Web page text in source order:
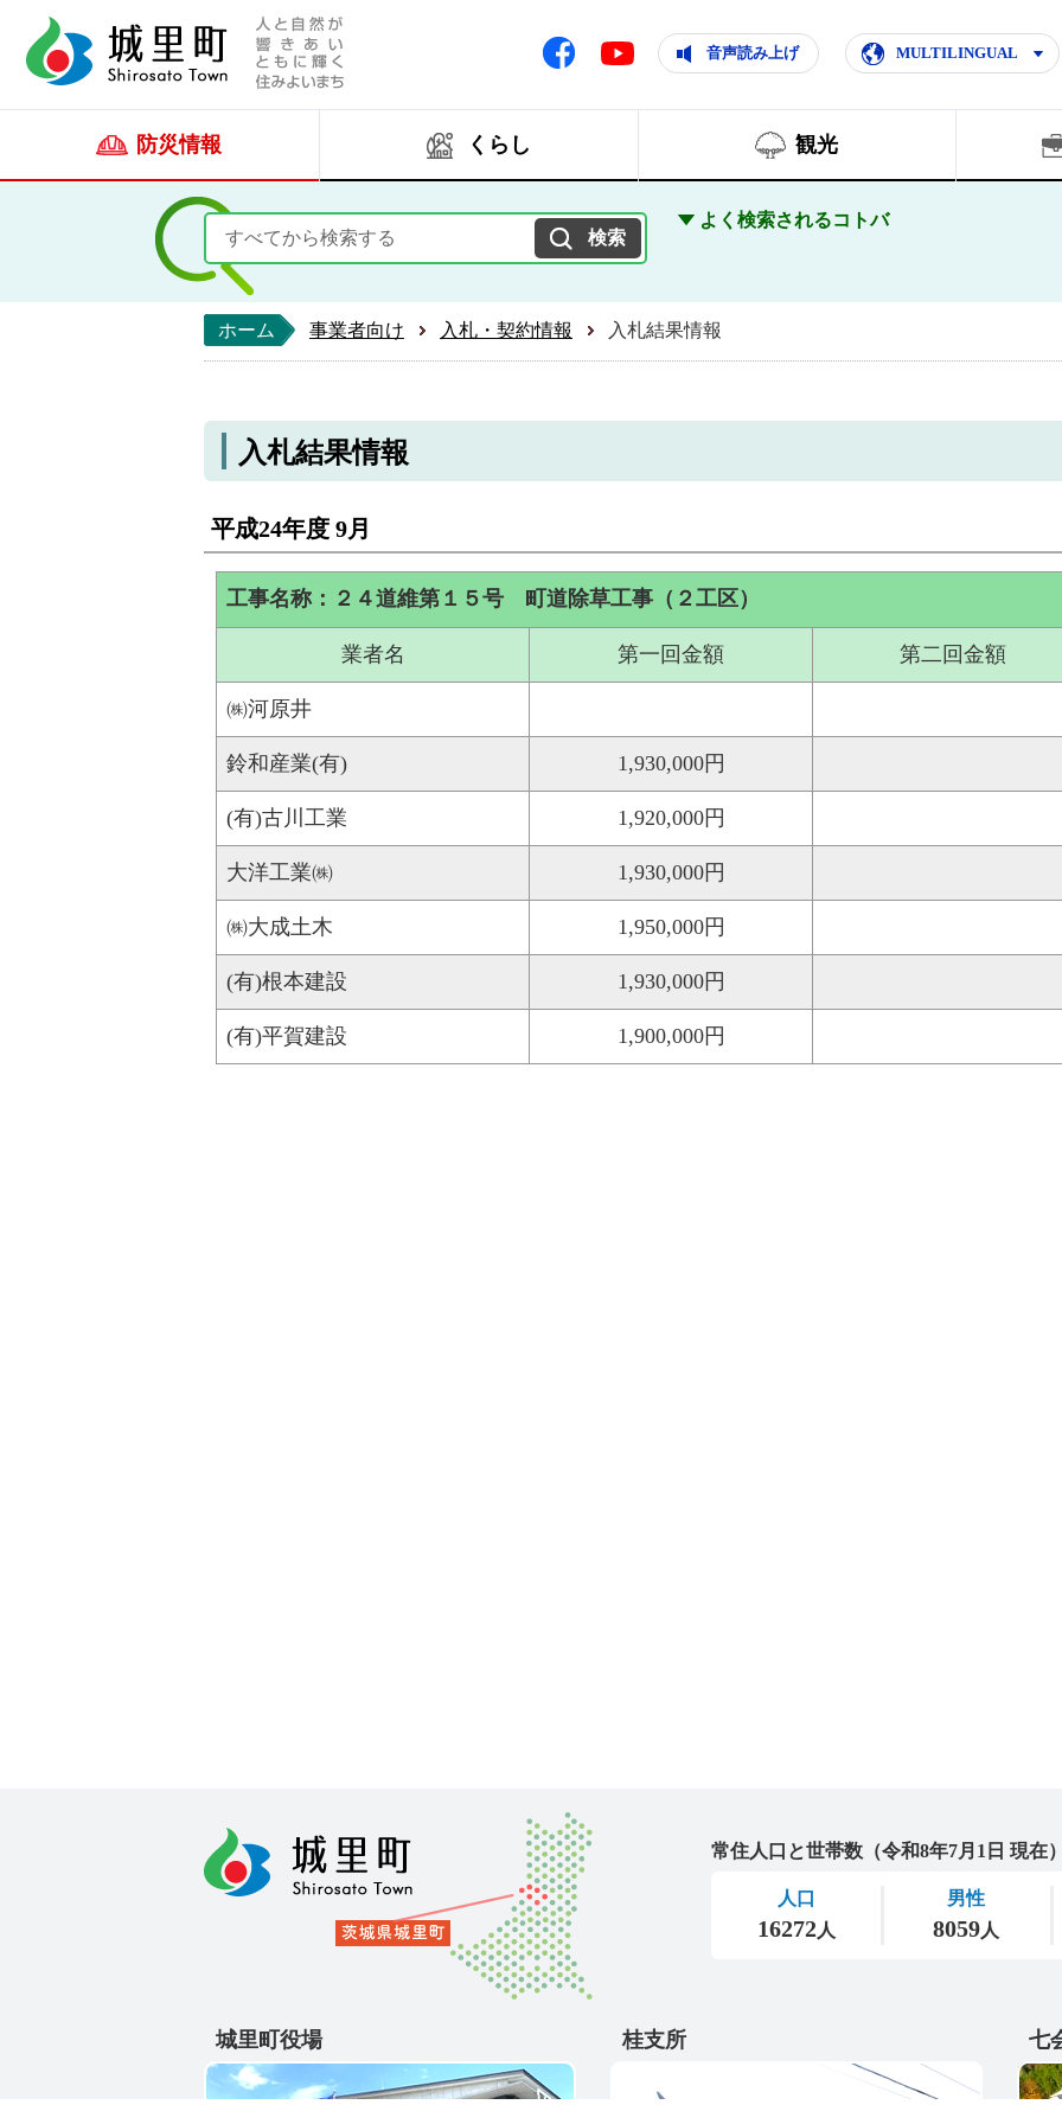
人と自然が響きあいともに輝く住みよいまち
Facebook Youtube 音声読み上げ MULTILINGUAL
防災情報 くらし 観光
よく検索されるコトバ
ホーム 事業者向け 入札・契約情報 入札結果情報
入札結果情報
平成24年度 9月
工事名称：２４道維第１５号 町道除草工事（２工区）
業者名 第一回金額 第二回金額
㈱河原井
鈴和産業(有) 1,930,000円
(有)古川工業 1,920,000円
大洋工業㈱ 1,930,000円
㈱大成土木 1,950,000円
(有)根本建設 1,930,000円
(有)平賀建設 1,900,000円
城里町役場 桂支所 七